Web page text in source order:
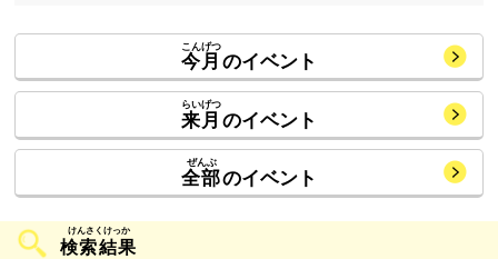
今月のイベント
来月のイベント
全部のイベント
検索結果